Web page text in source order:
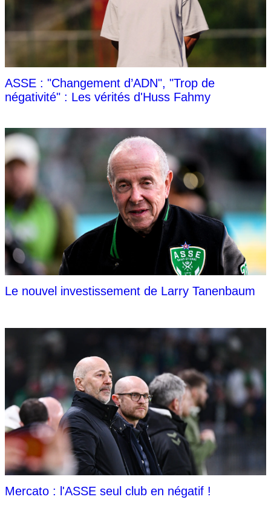
ASSE : "Changement d’ADN", "Trop de
négativité" : Les vérités d'Huss Fahmy
Le nouvel investissement de Larry Tanenbaum
Mercato : l'ASSE seul club en négatif !